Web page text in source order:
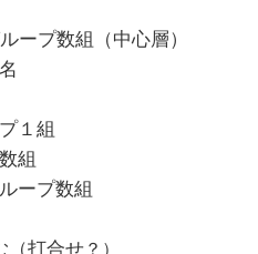
ープ数組（中心層）
１組
組
ープ数組
（打合せ ？）